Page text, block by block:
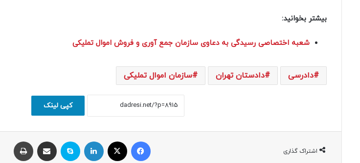
بیشتر بخوانید:
شعبه اختصاصی رسیدگی به دعاوی سازمان جمع آوری و فروش اموال تملیکی
دادرسی دادستان تهران سازمان اموال تملیکی
کپی لینک
اشتراک گذاری
فیسبوک ایکس لینکداین اسکایپ اشتراک با ایمیل